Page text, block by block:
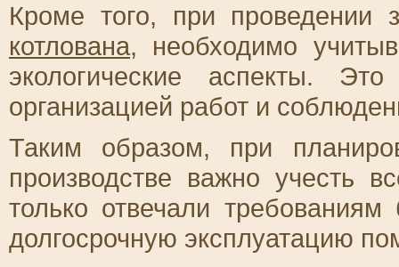
Кроме того, при проведении
котлована, необходимо
экологические аспекты.
организацией работ и
Таким образом, при
производстве важно учесть
только отвечали
долгосрочную эксплуатацию